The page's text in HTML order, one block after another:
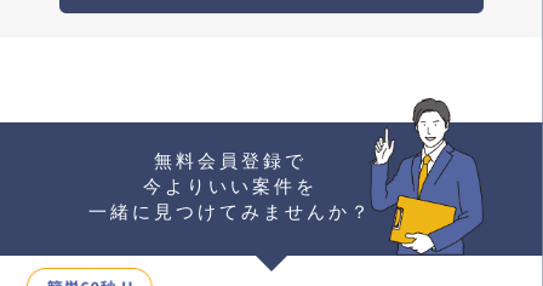
無料会員登録で
今よりいい案件を
一緒に見つけてみませんか？